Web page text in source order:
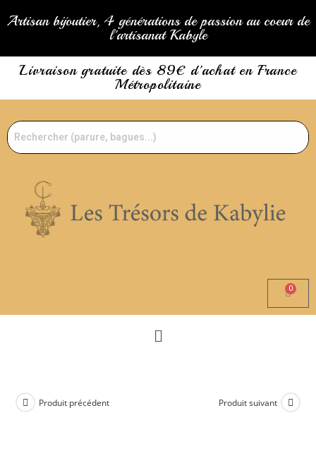
Artisan bijoutier, 4 générations de passion au coeur de
l'artisanat Kabyle
Livraison gratuite dès 89€ d'achat en France
Métropolitaine
Produit précédent Produit suivant